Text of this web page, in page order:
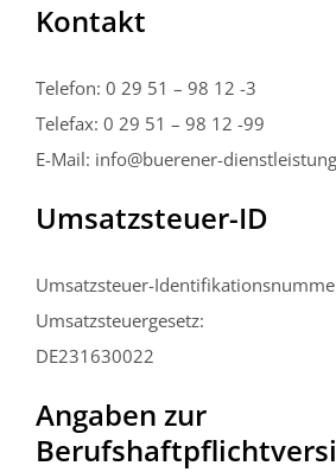
Kontakt
Telefon: 0 29 51 – 98 12 -3
Telefax: 0 29 51 – 98 12 -99
E-Mail: info@buerener-
Umsatzsteuer-ID
Umsatzsteuer-
Umsatzsteuergesetz:
DE231630022
Angaben zur